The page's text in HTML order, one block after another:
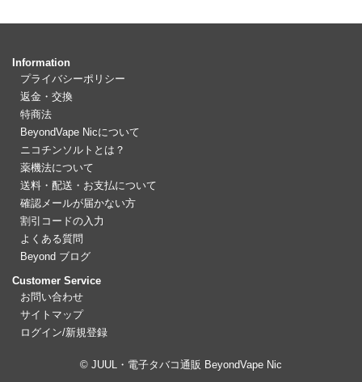
Information
プライバシーポリシー
返金・交換
特商法
BeyondVape Nicについて
ニコチンソルトとは？
薬機法について
送料・配送・お支払について
確認メールが届かない方
割引コードの入力
よくある質問
Beyond ブログ
Customer Service
お問い合わせ
サイトマップ
ログイン/新規登録
© JUUL・電子タバコ通販 BeyondVape Nic